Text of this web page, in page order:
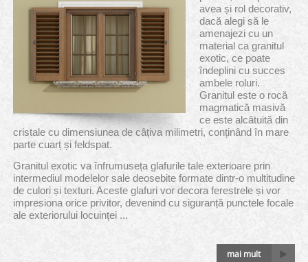
avea și rol decorativ,
dacă alegi să le
amenajezi cu un
material ca granitul
exotic, ce poate
îndeplini cu succes
ambele roluri.
Granitul este o rocă
magmatică masivă
ce este alcătuită din
cristale cu dimensiunea de câțiva milimetri, conținând în mare
parte cuarț și feldspat.
Granitul exotic va înfrumuseța glafurile tale exterioare prin
intermediul modelelor sale deosebite formate dintr-o multitudine
de culori și texturi. Aceste glafuri vor decora ferestrele și vor
impresiona orice privitor, devenind cu siguranță punctele focale
ale exteriorului locuinței ...
mai mult